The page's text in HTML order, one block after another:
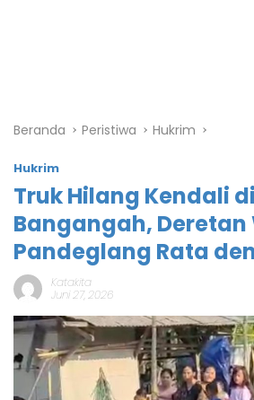
Beranda Peristiwa Hukrim
Hukrim
Truk Hilang Kendali
Bangangah, Deretan
Pandeglang Rata
Katakita
Juni 27, 2026